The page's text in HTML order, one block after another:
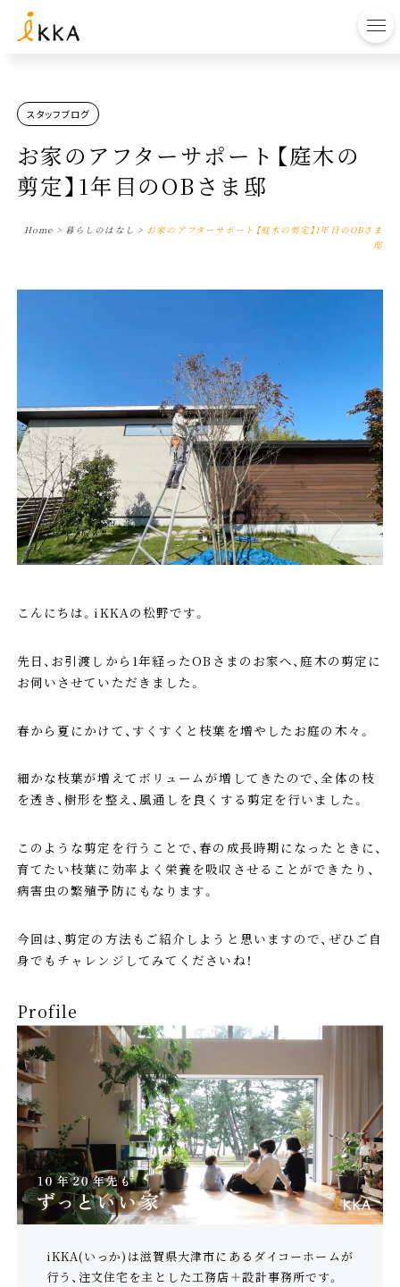
スタッフブログ
お家のアフターサポート【庭木の
剪定】1年目のOBさま邸
Home > 暮らしのはなし > お家のアフターサポート【庭木の剪定】1年目のOBさま
邸
こんにちは。iKKAの松野です。
先日、お引渡しから1年経ったOBさまのお家へ、庭木の剪定に
お伺いさせていただきました。
春から夏にかけて、すくすくと枝葉を増やしたお庭の木々。
細かな枝葉が増えてボリュームが増してきたので、全体の枝
を透き、樹形を整え、風通しを良くする剪定を行いました。
このような剪定を行うことで、春の成長時期になったときに、
育てたい枝葉に効率よく栄養を吸収させることができたり、
病害虫の繁殖予防にもなります。
今回は、剪定の方法もご紹介しようと思いますので、ぜひご自
身でもチャレンジしてみてくださいね！
Profile
iKKA(いっか)は滋賀県大津市にあるダイコーホームが
行う、注文住宅を主とした工務店＋設計事務所です。